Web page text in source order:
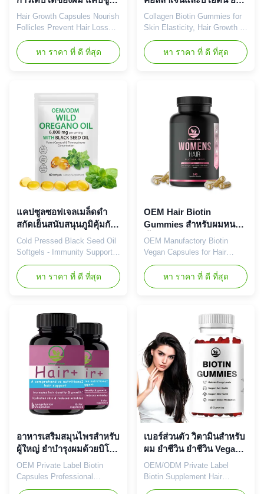
ป้องกันการสูญเสียผม
Hair Growth Capsules Nourish
Follicles Prevent Hair Loss
Boost Thickness Scientifically
formulated capsules packed
with biotin, zinc, and a
root, reducing hair fall and
promoting thick, healthy
regrowth. Product
Specifications Service OEM
ODM Private Label Service
Shipping Fee Need to be
negotiated Product Name
Biotin Capsules Main
Ingredient Biotin Main
Hair Shelf-Life 24 months
Specificatio
หา ราคา ที่ ดี ที่สุด
ยางยาง แข็งแรงของเล็บ
รสชาติธรรมชาติ ไม่มีเจลา
Collagen Biotin Gummies for
Skin Elasticity, Hair Growth &
Nail Strength Product
Overview Our Hair Vitamins
Biotin Gummies promote
vitamin C to enhance collagen
absorption and natural
strawberry flavor for enjoyable
daily supplementation. These
gelatin-free, vegan gummies
contain no artificial additives,
catering to diverse dietary
needs. Each pack contains 60
gummies for a 30-day supply.
หา ราคา ที่ ดี ที่สุด
แคปซูลซอฟเจลเมล็ดดำ
สกัดเย็นสนับสนุนภูมิคุ้มกัน
ต้านการอักเสบ
Cold Pressed Black Seed Oil
Softgels - Immunity Support,
Digestive Health & Anti-
Inflammatory Product
Overview Our cold-pressed
to support immune function,
improve digestion, and reduce
inflammation. Suitable for
daily wellness, the non-GMO
formula is halal-certified and
encased in easy-to-swallow
gelatin capsules. Attribute
Value Service OEM ODM
Private Label Service
negotiated Product Name
หา ราคา ที่ ดี ที่สุด
OEM Hair Biotin
Gummies สำหรับผมหนา
ขึ้นรองรับผู้ใหญ่ใช้อาหาร
เสริมสมุนไพร
OEM Manufactory Biotin
Vegan Capsules for Hair
Growth Premium collagen
supplement capsules
designed to support thicker,
Product Name Biotin
Capsules Main Functions Hair
Growth Main Ingredient Biotin
Shelf Life 24 months
OEM/ODM Available Sample
Order Available Payment
Term T/T, Paypal, Western
Union Product Gallery Product
Packaging Company Profile
Exhibition Why Choose Us
Certifications
หา ราคา ที่ ดี ที่สุด
อาหารเสริมสมุนไพรสําหรับ
ผู้ใหญ่ ยําบํารุงผมด้วยบิโอ
ติน เพื่อการเติบโตและหนา
ผม
OEM Private Label Biotin
Capsules Professional
OEM/ODM biotin capsules
เบอร์ส่วนตัว วิตามินสําหรับ
ผม ยําชีวิน ยําชีวิน Vegan
สําหรับผม เล็บ สุขภาพ
ผิวหนัง อาหารเสริม
OEM/ODM Private Label
Biotin Supplement Hair
Vitamins Gummy Premium